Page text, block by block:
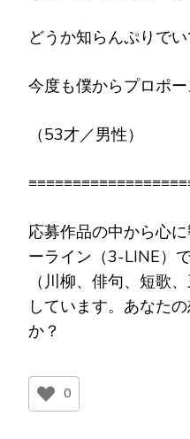
どうか知らんぷりで
今度も僕からプロポ
（53才／男性）
応募作品の中から心
ーライン（3-LINE）
（川柳、俳句、短歌
しています。あなた
か？
0